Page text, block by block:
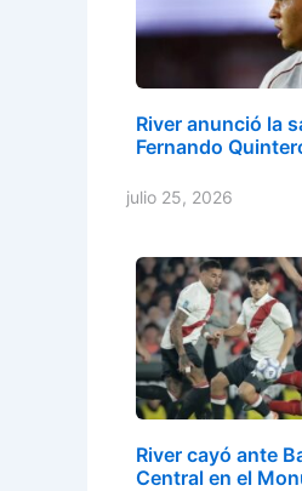
River anunció la
Fernando
julio 25, 2026
River cayó ante
Central en el